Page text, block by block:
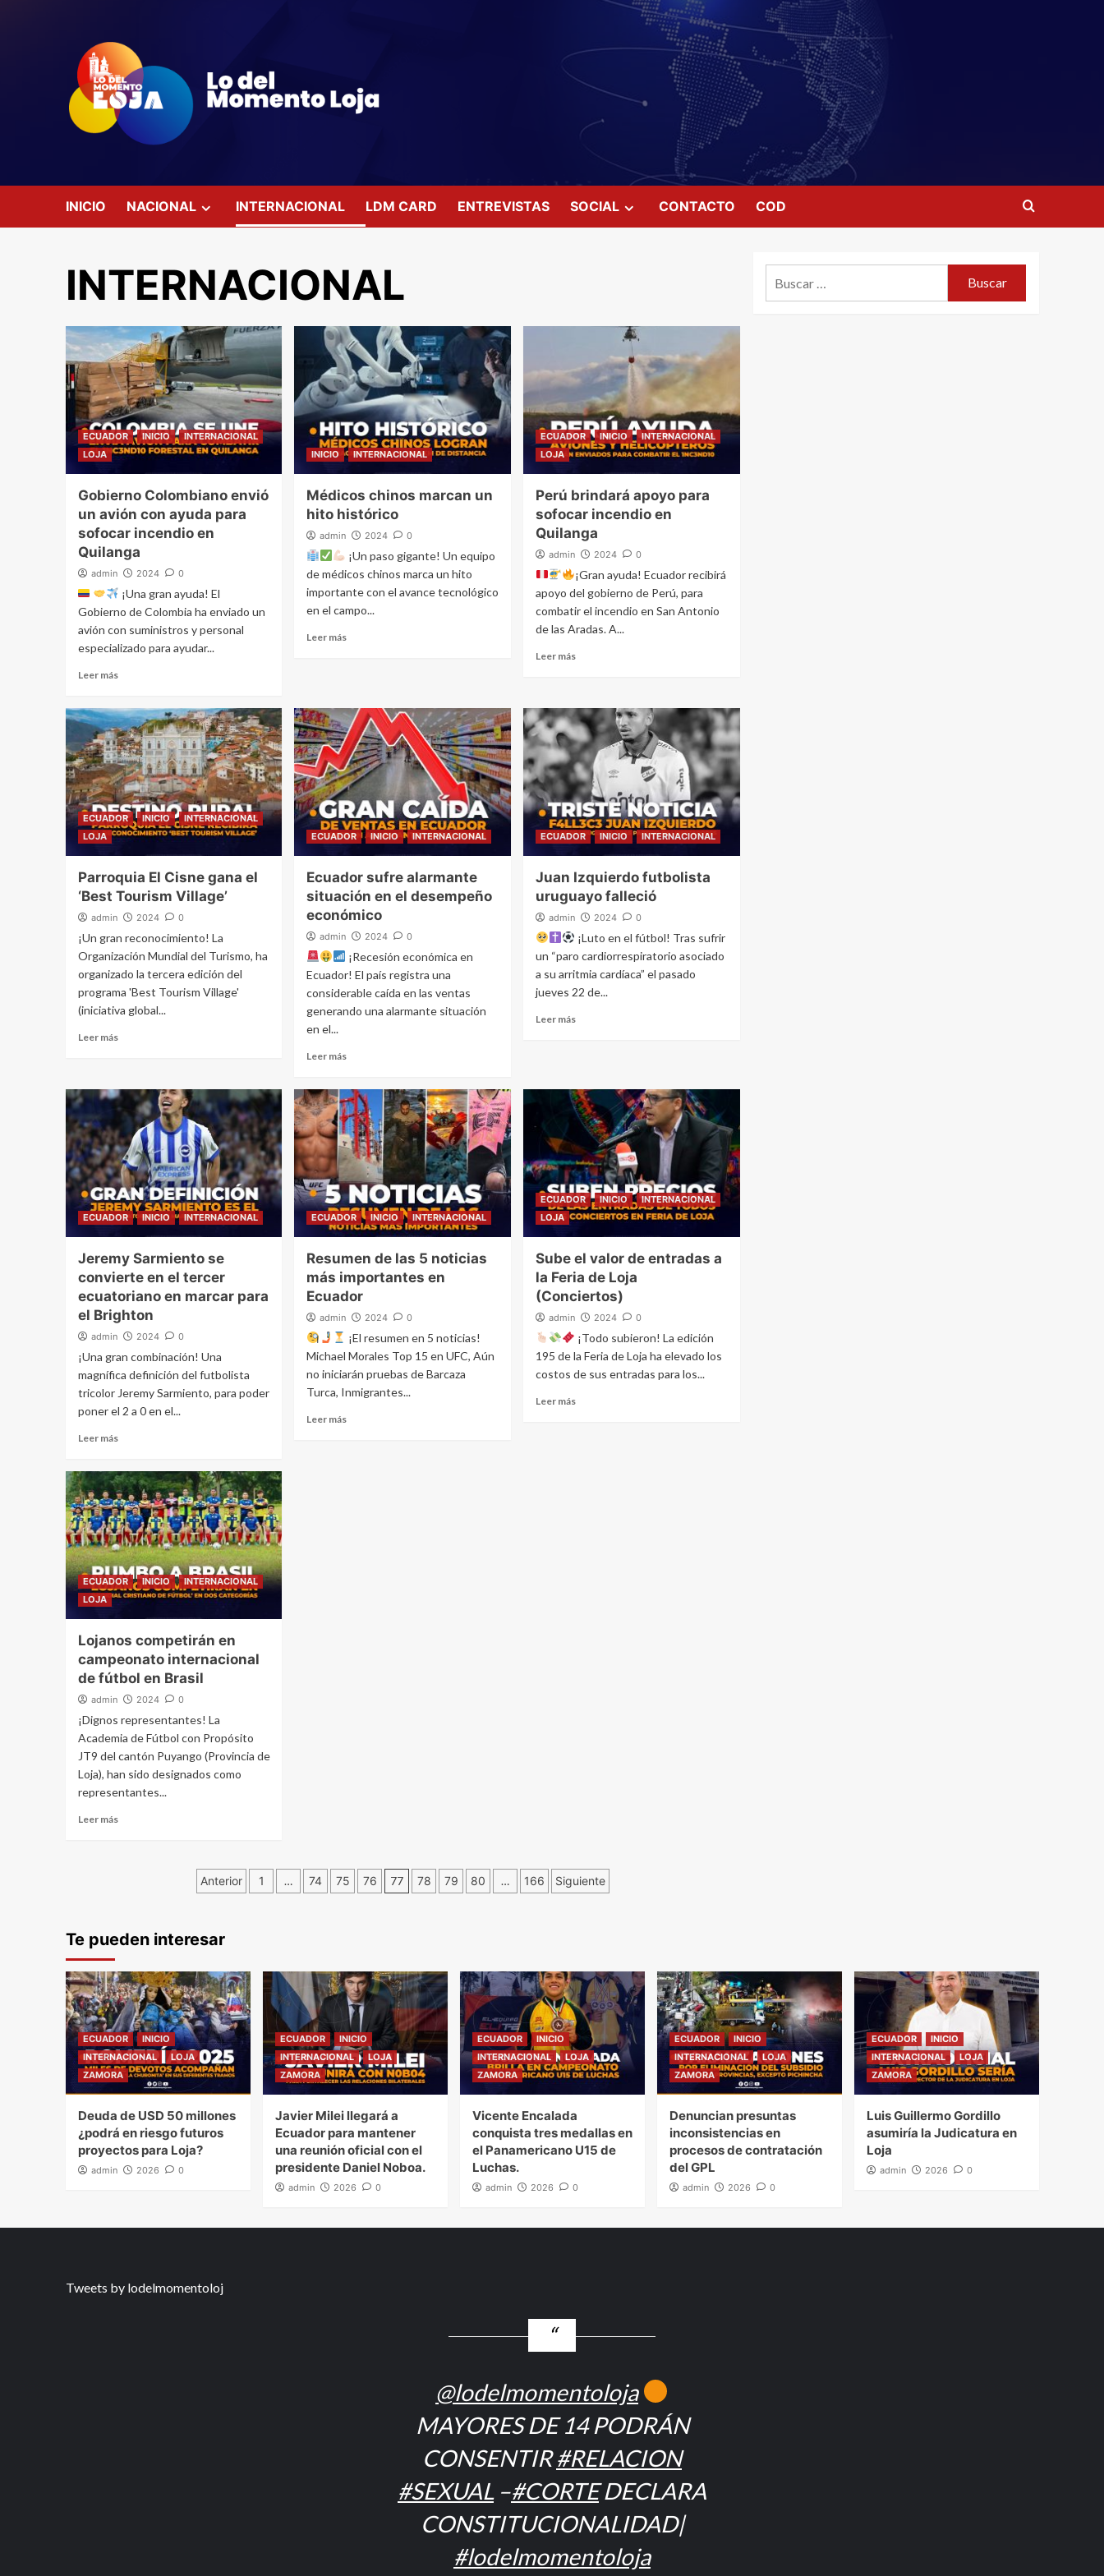
INICIO NACIONAL INTERNACIONAL LDM CARD ENTREVISTAS SOCIAL CONTACTO COD
INTERNACIONAL
ECUADOR INICIO
INTERNACIONAL
LOJA
Gobierno Colombiano envió
un avión con ayuda para
sofocar incendio en
Quilanga
admin 2024 0
¡Una gran ayuda! El
Gobierno de Colombia ha enviado un
avión con suministros y personal
especializado para ayudar...
Leer más
INICIO INTERNACIONAL
Médicos chinos marcan un
hito histórico
admin 2024 0
¡Un paso gigante! Un equipo
de médicos chinos marca un hito
importante con el avance tecnológico
en el campo...
Leer más
ECUADOR INICIO
INTERNACIONAL
LOJA
Perú brindará apoyo para
sofocar incendio en
Quilanga
admin 2024 0
¡Gran ayuda! Ecuador recibirá
apoyo del gobierno de Perú, para
combatir el incendio en San Antonio
de las Aradas. A...
Leer más
ECUADOR INICIO
INTERNACIONAL
LOJA
Parroquia El Cisne gana el
‘Best Tourism Village’
admin 2024 0
¡Un gran reconocimiento! La
Organización Mundial del Turismo, ha
organizado la tercera edición del
programa 'Best Tourism Village'
(iniciativa global...
Leer más
ECUADOR INICIO INTERNACIONAL
Ecuador sufre alarmante
situación en el desempeño
económico
admin 2024 0
¡Recesión económica en
Ecuador! El país registra una
considerable caída en las ventas
generando una alarmante situación
en el...
Leer más
ECUADOR INICIO INTERNACIONAL
Juan Izquierdo futbolista
uruguayo falleció
admin 2024 0
¡Luto en el fútbol! Tras sufrir
un “paro cardiorrespiratorio asociado
a su arritmia cardíaca” el pasado
jueves 22 de...
Leer más
ECUADOR INICIO INTERNACIONAL
Jeremy Sarmiento se
convierte en el tercer
ecuatoriano en marcar para
el Brighton
admin 2024 0
¡Una gran combinación! Una
magnífica definición del futbolista
tricolor Jeremy Sarmiento, para poder
poner el 2 a 0 en el...
Leer más
ECUADOR INICIO INTERNACIONAL
Resumen de las 5 noticias
más importantes en
Ecuador
admin 2024 0
¡El resumen en 5 noticias!
Michael Morales Top 15 en UFC, Aún
no iniciarán pruebas de Barcaza
Turca, Inmigrantes...
Leer más
ECUADOR INICIO
INTERNACIONAL
LOJA
Sube el valor de entradas a
la Feria de Loja
(Conciertos)
admin 2024 0
¡Todo subieron! La edición
195 de la Feria de Loja ha elevado los
costos de sus entradas para los...
Leer más
ECUADOR INICIO
INTERNACIONAL
LOJA
Lojanos competirán en
campeonato internacional
de fútbol en Brasil
admin 2024 0
¡Dignos representantes! La
Academia de Fútbol con Propósito
JT9 del cantón Puyango (Provincia de
Loja), han sido designados como
representantes...
Leer más
Navegación
entradas
Anterior 1 … 74 75 76 77 78 79 80 … 166 Siguiente
Te pueden interesar
ECUADOR
INICIO
INTERNACIONAL
LOJA
ZAMORA
Deuda de USD 50 millones
¿podrá en riesgo futuros
proyectos para Loja?
admin 2026 0
ECUADOR
INICIO
INTERNACIONAL
LOJA
ZAMORA
Javier Milei llegará a
Ecuador para mantener
una reunión oficial con el
presidente Daniel Noboa.
admin 2026 0
ECUADOR
INICIO
INTERNACIONAL
LOJA
ZAMORA
Vicente Encalada
conquista tres medallas en
el Panamericano U15 de
Luchas.
admin 2026 0
ECUADOR
INICIO
INTERNACIONAL
LOJA
ZAMORA
Denuncian presuntas
inconsistencias en
procesos de contratación
del GPL
admin 2026 0
ECUADOR
INICIO
INTERNACIONAL
LOJA
ZAMORA
Luis Guillermo Gordillo
asumiría la Judicatura en
Loja
admin 2026 0
Tweets by lodelmomentoloj
@lodelmomentoloja
MAYORES DE 14 PODRÁN
CONSENTIR#RELACION
#SEXUAL –#CORTEDECLARA
CONSTITUCIONALIDAD|
#lodelmomentoloja